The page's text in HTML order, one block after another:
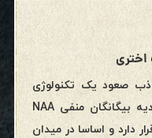
صعود یک تکنولوژی
غیر ارگانیک بیگانه مربوط به اتحادیه بیگانگان منفی NAA
دارد و اساسا در میدان